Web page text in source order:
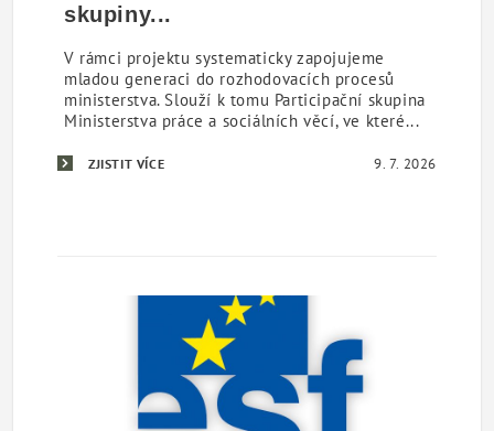
skupiny...
V rámci projektu systematicky zapojujeme
mladou generaci do rozhodovacích procesů
ministerstva. Slouží k tomu Participační skupina
Ministerstva práce a sociálních věcí, ve které...
ZJISTIT VÍCE 9. 7. 2026